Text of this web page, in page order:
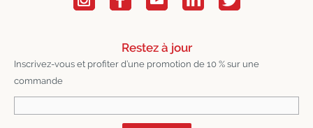
Restez à jour
Inscrivez-vous et profiter d’une promotion de 10 % sur une
commande